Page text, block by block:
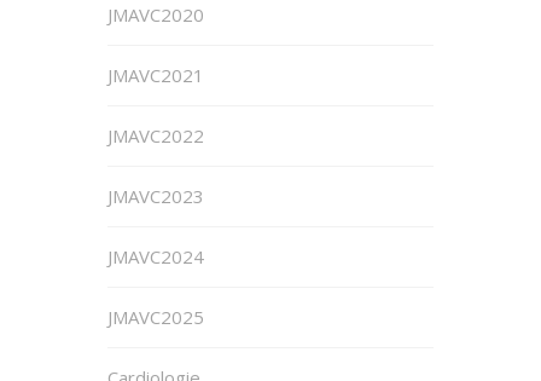
JMAVC2020
JMAVC2021
JMAVC2022
JMAVC2023
JMAVC2024
JMAVC2025